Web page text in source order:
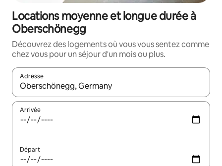
Locations moyenne et longue durée à
Oberschönegg
Découvrez des logements où vous vous sentez comme
chez vous pour un séjour d'un mois ou plus.
Adresse
Lorsque les résultats s'affichent, utilisez les flèches vers le
Arrivée
Départ